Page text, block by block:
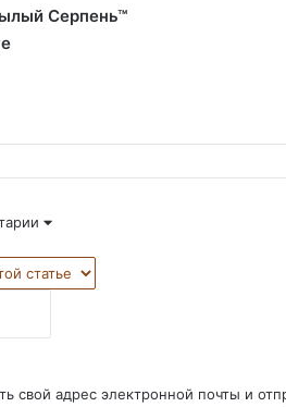
Серпень™
свой адрес электронной почты и